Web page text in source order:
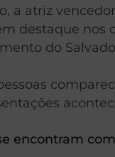
a atriz
destaque nos
do
encontram